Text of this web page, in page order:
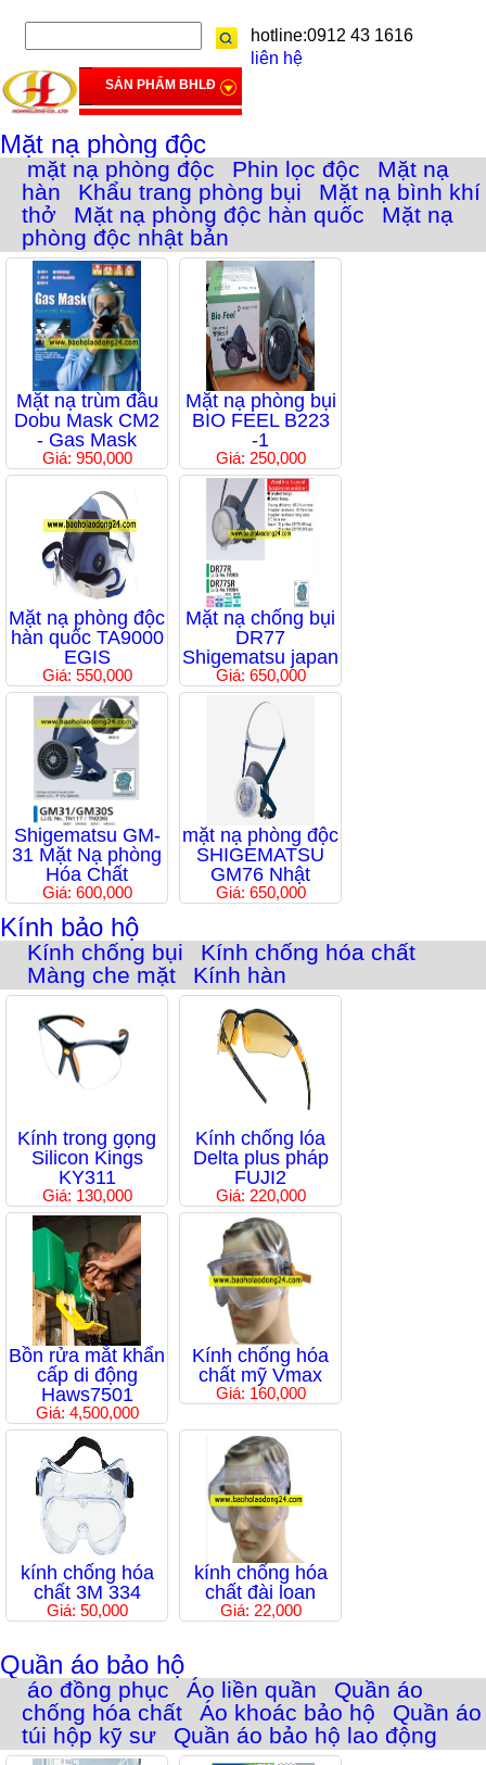
hotline:0912 43 1616
liên hệ
SẢN PHẨM BHLĐ
Mặt nạ phòng độc
mặt nạ phòng độc Phin lọc độc
Mặt nạ
hàn
Khẩu trang phòng bụi
Mặt nạ bình khí
thở
Mặt nạ phòng độc hàn quốc
Mặt nạ
phòng độc nhật bản
Mặt nạ trùm đầu
Dobu Mask CM2
- Gas Mask
Giá: 950,000
Mặt nạ phòng bụi
BIO FEEL B223
-1
Giá: 250,000
Mặt nạ phòng độc
hàn quốc TA9000
EGIS
Giá: 550,000
Mặt nạ chống bụi
DR77
Shigematsu japan
Giá: 650,000
Shigematsu GM-
31 Mặt Nạ phòng
Hóa Chất
Giá: 600,000
mặt nạ phòng độc
SHIGEMATSU
GM76 Nhật
Giá: 650,000
Kính bảo hộ
Kính chống bụi
Kính chống hóa chất
Màng che mặt
Kính hàn
Kính trong gọng
Silicon Kings
KY311
Giá: 130,000
Kính chống lóa
Delta plus pháp
FUJI2
Giá: 220,000
Bồn rửa mắt khẩn
cấp di động
Haws7501
Giá: 4,500,000
Kính chống hóa
chất mỹ Vmax
Giá: 160,000
kính chống hóa
chất 3M 334
Giá: 50,000
kính chống hóa
chất đài loan
Giá: 22,000
Quần áo bảo hộ
áo đồng phục Áo liền quần
Quần áo
chống hóa chất
Áo khoác bảo hộ
Quần áo
túi hộp kỹ sư
Quần áo bảo hộ lao động